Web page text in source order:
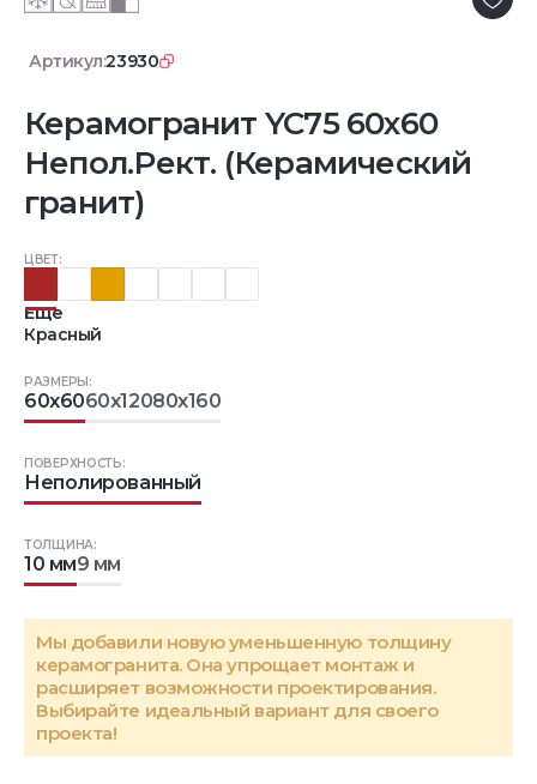
Артикул:23930
Керамогранит YC75 60x60
Непол.Рект. (Керамический
гранит)
ЦВЕТ:
Еще
Красный
РАЗМЕРЫ:
60x6060x12080x160
ТОЛЩИНА:
10 мм9 мм
ПОВЕРХНОСТЬ:
Неполированный
Мы добавили новую уменьшенную толщину
керамогранита. Она упрощает монтаж и
расширяет возможности проектирования.
Выбирайте идеальный вариант для своего
проекта!